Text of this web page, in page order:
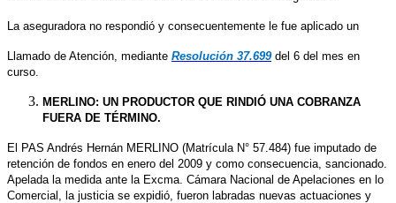
La aseguradora no respondió y consecuentemente le fue aplicado un
Llamado de Atención, mediante Resolución 37.699del 6 del mes en
curso.
MERLINO: UN PRODUCTOR QUE RINDIÓ UNA COBRANZA
FUERA DE TÉRMINO.
El PAS Andrés Hernán MERLINO (Matrícula N° 57.484) fue imputado de
retención de fondos en enero del 2009 y como consecuencia, sancionado.
Apelada la medida ante la Excma. Cámara Nacional de Apelaciones en lo
Comercial, la justicia se expidió, fueron labradas nuevas actuaciones y